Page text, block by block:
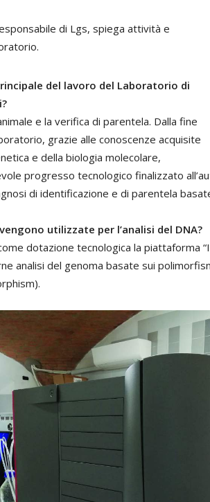
di Lgs, spiega attività e
del lavoro del Laboratorio di
e la verifica di parentela. Dalla fine
grazie alle conoscenze acquisite
e della biologia molecolare,
progresso tecnologico finalizzato
di identificazione e di parentela
utilizzate per l’analisi del DNA?
dotazione tecnologica la piattaforma
analisi del genoma basate sui